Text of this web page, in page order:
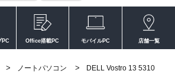
PC Office搭載PC モバイルPC 店舗一覧
> ノートパソコン >
DELL Vostro 13 5310